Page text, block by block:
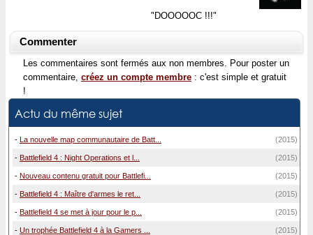
"DOOOOOC !!!"
Commenter
Les commentaires sont fermés aux non membres. Pour poster un
commentaire, créez un compte membre : c'est simple et gratuit
!
Actu du même sujet
- La nouvelle map communautaire de Batt... (2015)
- Battlefield 4 : Night Operations et l... (2015)
- Nouveau contenu gratuit pour Battlefi... (2015)
- Battlefield 4 : Maître d'armes le ret... (2015)
- Battlefield 4 se met à jour pour le p... (2015)
- Un trophée Battlefield 4 à la Gamers ... (2015)